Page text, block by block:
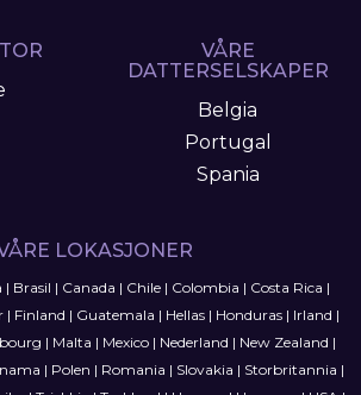
VÅRE
DATTERSELSKAPER
Belgia
Portugal
Spania
LOKASJONER
| Brasil | Canada | Chile| Colombia | Costa Rica |
| Finland | Guatemala | Hellas | Honduras | Irland |
| Malta | Mexico| Nederland | New Zealand |
| Polen | Romania | Slovakia | Storbritannia |